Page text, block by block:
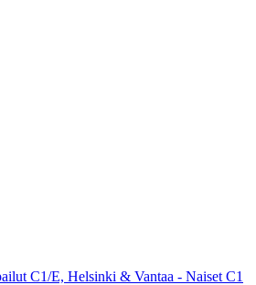
C1/E, Helsinki & Vantaa - Naiset C1